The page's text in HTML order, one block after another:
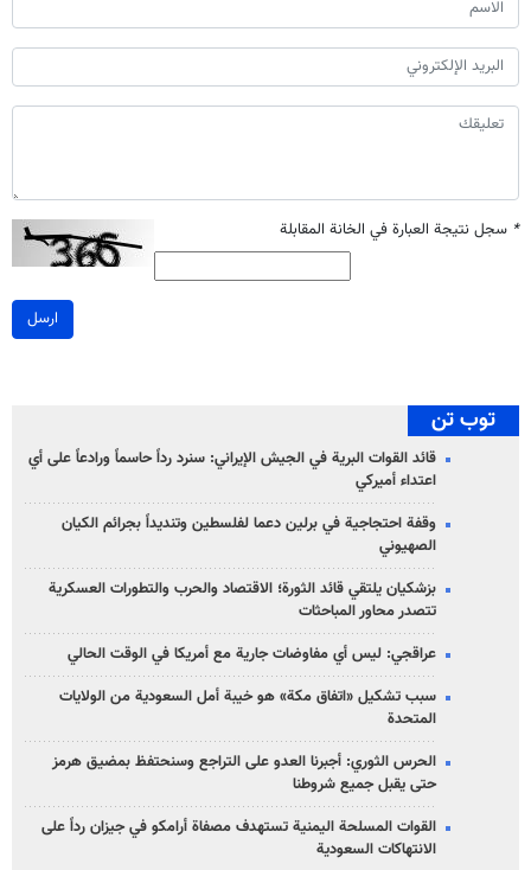
* سجل نتيجة العبارة في الخانة المقابلة
ارسل
توب تن
قائد القوات البرية في الجيش الإيراني: سنرد رداً حاسماً ورادعاً على أي
اعتداء أميركي
وقفة احتجاجية في برلين دعما لفلسطين وتنديداً بجرائم الكيان
الصهیوني
بزشكيان يلتقي قائد الثورة؛ الاقتصاد والحرب والتطورات العسكرية
تتصدر محاور المباحثات
عراقجي: ليس أي مفاوضات جارية مع أمريكا في الوقت الحالي
سبب تشكيل «اتفاق مكة» هو خيبة أمل السعودية من الولايات
المتحدة
الحرس الثوري: أجبرنا العدو على التراجع وسنحتفظ بمضيق هرمز
حتى يقبل جميع شروطنا
القوات المسلحة اليمنية تستهدف مصفاة أرامكو في جيزان رداً على
الانتهاكات السعودية